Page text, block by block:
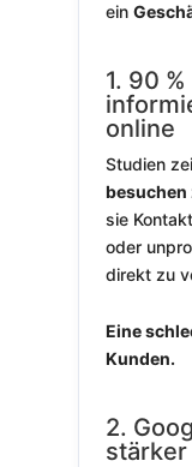
ein
1. 90
online
Studien
besuchen
sie
oder
direkt zu
Eine
Kunden.
2.